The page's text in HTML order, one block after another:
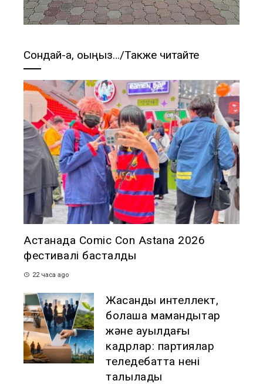
Сондай-ақ, оқыңыз…/Также читайте
Астанада Comic Con Astana 2026
фестивалі басталды
22 часа ago
Жасанды интеллект,
болашақ мамандықтар
және ауылдағы
кадрлар: партиялар
теледебатта нені
талқылады